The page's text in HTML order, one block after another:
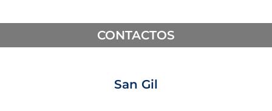
CONTACTOS
San Gil